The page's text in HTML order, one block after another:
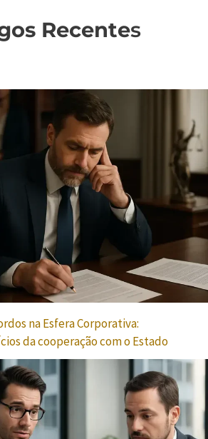
Recentes
na Esfera Corporativa:
da cooperação com o Estado